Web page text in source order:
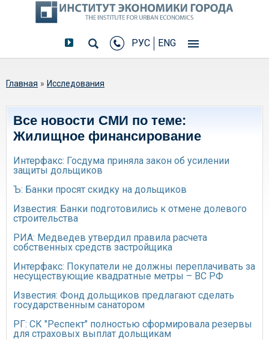
РУС ENG
Вы здесь
Главная » Исследования
Все новости СМИ по теме:
Жилищное финансирование
Интерфакс: Госдума приняла закон об усилении
защиты дольщиков
Ъ: Банки просят скидку на дольщиков
Известия: Банки подготовились к отмене долевого
строительства
РИА: Медведев утвердил правила расчета
собственных средств застройщика
Интерфакс: Покупатели не должны переплачивать за
несуществующие квадратные метры – ВС РФ
Известия: Фонд дольщиков предлагают сделать
государственным санатором
РГ: СК "Респект" полностью сформировала резервы
для страховых выплат дольщикам